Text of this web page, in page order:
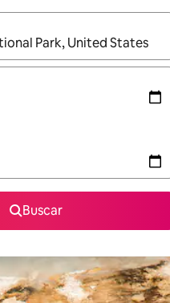
estén disponibles, navega
Buscar